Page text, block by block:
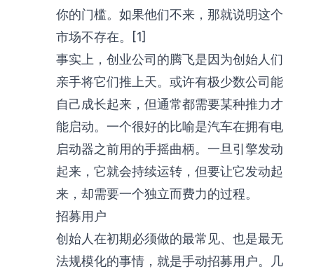
你的门槛。如果他们不来，那就说明这个
市场不存在。[1]
事实上，创业公司的腾飞是因为创始人们
亲手将它们推上天。或许有极少数公司能
自己成长起来，但通常都需要某种推力才
能启动。一个很好的比喻是汽车在拥有电
启动器之前用的手摇曲柄。一旦引擎发动
起来，它就会持续运转，但要让它发动起
来，却需要一个独立而费力的过程。
招募用户
创始人在初期必须做的最常见、也是最无
法规模化的事情，就是手动招募用户。几